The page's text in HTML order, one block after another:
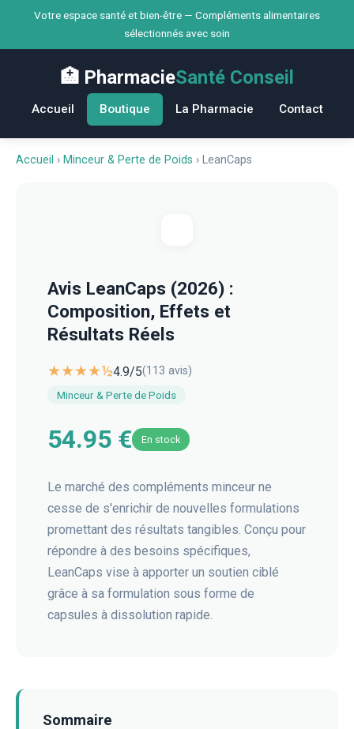
Votre espace santé et bien-être — Compléments alimentaires
sélectionnés avec soin
🏥 PharmacieSanté Conseil
Accueil Boutique La Pharmacie Contact
Accueil › Minceur & Perte de Poids › LeanCaps
Avis LeanCaps (2026) :
Composition, Effets et
Résultats Réels
★★★★½4.9/5(113 avis)
Minceur & Perte de Poids
54.95 € En stock
Le marché des compléments minceur ne
cesse de s'enrichir de nouvelles formulations
promettant des résultats tangibles. Conçu pour
répondre à des besoins spécifiques,
LeanCaps vise à apporter un soutien ciblé
grâce à sa formulation sous forme de
capsules à dissolution rapide.
Sommaire